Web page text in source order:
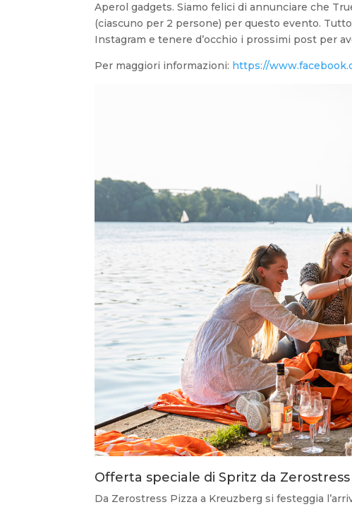
Aperol gadgets. Siamo felici di annunciare che
(ciascuno per 2 persone) per questo evento.
Instagram e tenere d’occhio i prossimi post per
Per maggiori informazioni: https://
Offerta speciale di Spritz da Zerostress
Da Zerostress Pizza a Kreuzberg si festeggia